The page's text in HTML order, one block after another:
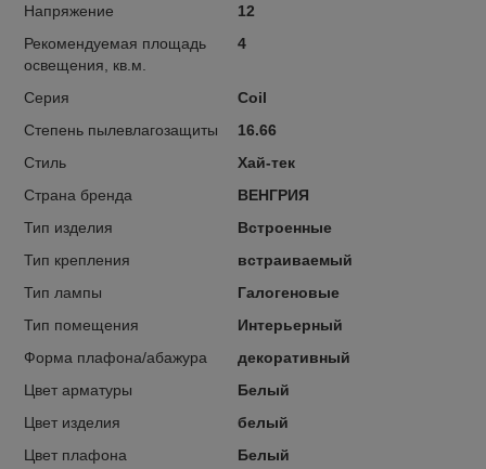
Напряжение
12
Рекомендуемая площадь
освещения, кв.м.
4
Серия
Coil
Степень пылевлагозащиты
16.66
Стиль
Хай-тек
Страна бренда
ВЕНГРИЯ
Тип изделия
Встроенные
Тип крепления
встраиваемый
Тип лампы
Галогеновые
Тип помещения
Интерьерный
Форма плафона/абажура
декоративный
Цвет арматуры
Белый
Цвет изделия
белый
Цвет плафона
Белый